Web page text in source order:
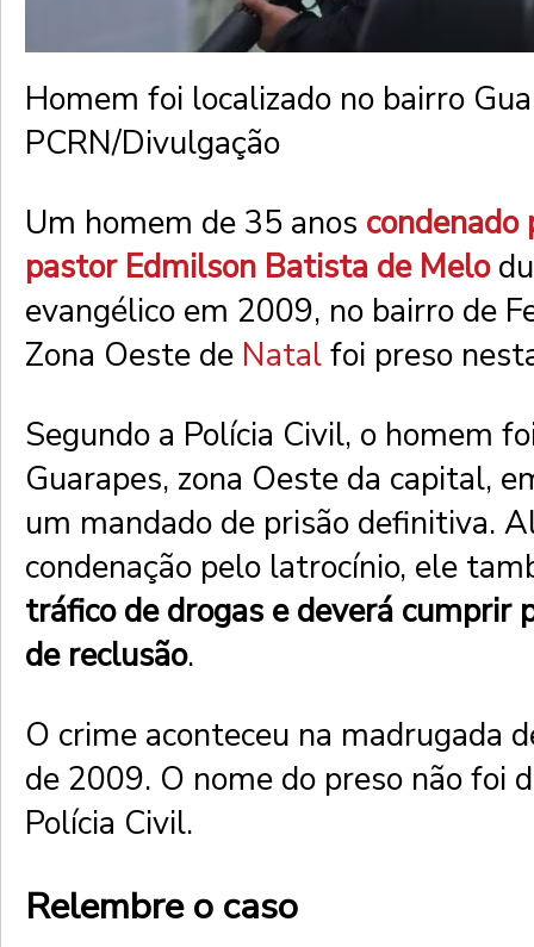
Homem foi localizado no bairro
PCRN/Divulgação
Um homem de 35 anos
pastor Edmilson Batista de Melo
evangélico em 2009, no bairro de
Zona Oeste de Natalfoi preso
Segundo a Polícia Civil, o homem
Guarapes, zona Oeste da capital,
um mandado de prisão definitiva.
condenação pelo latrocínio, ele
tráfico de drogas e deverá cumprir
de reclusão.
O crime aconteceu na madrugada
de 2009. O nome do preso não foi
Polícia Civil.
Relembre o caso